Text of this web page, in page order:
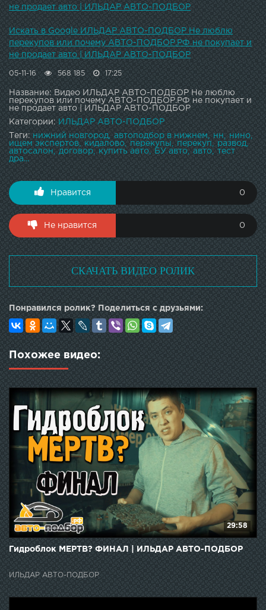
выходных. Группа ВК: vk.com/cars_podbor ИНСТАГРАМ:
Facebook : Блог на DRIVE2 : Наш адрес в Москве:
Каширское ш., д 41, офис 35. Наш сайт:
не продает авто | ИЛЬДАР АВТО-ПОДБОР
Искать в Google ИЛЬДАР АВТО-ПОДБОР Не люблю
перекупов или почему АВТО-ПОДБОР.РФ не покупает и
не продает авто | ИЛЬДАР АВТО-ПОДБОР
05-11-16 568 185 17:25
Название: Видео ИЛЬДАР АВТО-ПОДБОР Не люблю
перекупов или почему АВТО-ПОДБОР.РФ не покупает и
не продает авто | ИЛЬДАР АВТО-ПОДБОР
Категории: ИЛЬДАР АВТО-ПОДБОР
Теги:нижний новгород автоподбор в нижнем нн
нино
ищем экспертов
кидалово перекупы перекуп
развод
автосалон
договор купить авто БУ авто авто
тест
дра...
Нравится 0
Не нравится 0
СКАЧАТЬ ВИДЕО РОЛИК
Понравился ролик? Поделиться с друзьями:
Похожее видео:
29:58
Гидроблок МЕРТВ? ФИНАЛ | ИЛЬДАР АВТО-ПОДБОР
ИЛЬДАР АВТО-ПОДБОР